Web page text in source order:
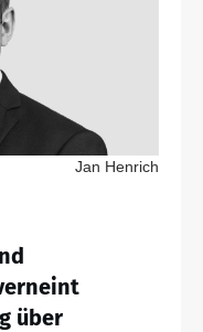
Jan Henrich
über